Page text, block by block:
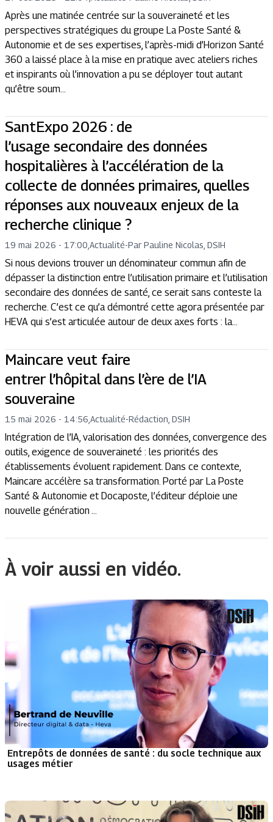
Après une matinée centrée sur la souveraineté et les
perspectives stratégiques du groupe La Poste Santé &
Autonomie et de ses expertises, l’après-midi d’Horizon Santé
360 a laissé place à la mise en pratique avec ateliers riches
et inspirants où l’innovation a pu se déployer tout autant
qu’être soum...
SantExpo 2026 : de
l’usage secondaire des données
hospitalières à l’accélération de la
collecte de données primaires, quelles
réponses aux nouveaux enjeux de la
recherche clinique ?
19 mai 2026 - 17:00 Actualité-Par Pauline Nicolas, DSIH
Si nous devions trouver un dénominateur commun afin de
dépasser la distinction entre l’utilisation primaire et l’utilisation
secondaire des données de santé, ce serait sans conteste la
recherche. C’est ce qu’a démontré cette agora présentée par
HEVA qui s’est articulée autour de deux axes forts : la...
Maincare veut faire
entrer l’hôpital dans l’ère de l’IA
souveraine
15 mai 2026 - 14:56 Actualité-Rédaction, DSIH
Intégration de l’IA, valorisation des données, convergence des
outils, exigence de souveraineté : les priorités des
établissements évoluent rapidement. Dans ce contexte,
Maincare accélère sa transformation. Porté par La Poste
Santé & Autonomie et Docaposte, l’éditeur déploie une
nouvelle génération ...
À voir aussi en vidéo.
Entrepôts de données de santé : du socle technique aux
usages métier